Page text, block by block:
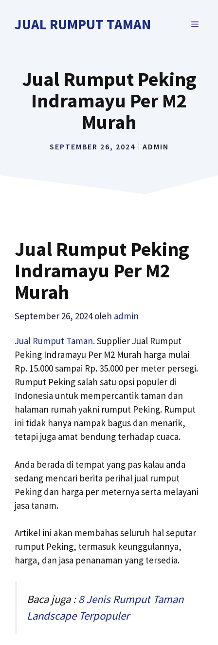
JUAL RUMPUT TAMAN MENU
Jual Rumput Peking
Indramayu Per M2
Murah
SEPTEMBER 26, 2024 ADMIN
Jual Rumput Peking
Indramayu Per M2
Murah
September 26, 2024 oleh admin
Jual Rumput Taman.Supplier Jual Rumput
Peking Indramayu Per M2 Murah harga mulai
Rp. 15.000 sampai Rp. 35.000 per meter persegi.
Rumput Peking salah satu opsi populer di
Indonesia untuk mempercantik taman dan
halaman rumah yakni rumput Peking. Rumput
ini tidak hanya nampak bagus dan menarik,
tetapi juga amat bendung terhadap cuaca.
Anda berada di tempat yang pas kalau anda
sedang mencari berita perihal jual rumput
Peking dan harga per meternya serta melayani
jasa tanam.
Artikel ini akan membahas seluruh hal seputar
rumput Peking, termasuk keunggulannya,
harga, dan jasa penanaman yang tersedia.
Baca juga :8 Jenis Rumput Taman
Landscape Terpopuler